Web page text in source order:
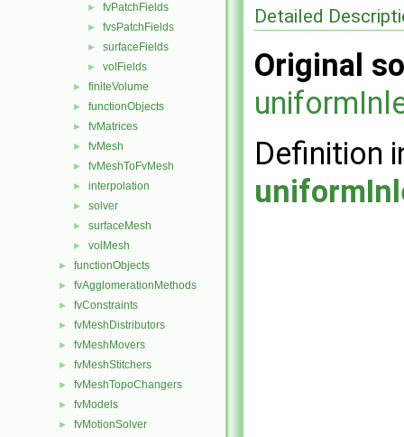
► fvPatchFields
► fvsPatchFields
► surfaceFields
► volFields
► finiteVolume
► functionObjects
► fvMatrices
► fvMesh
► fvMeshToFvMesh
► interpolation
► solver
► surfaceMesh
► volMesh
► functionObjects
► fvAgglomerationMethods
► fvConstraints
► fvMeshDistributors
► fvMeshMovers
► fvMeshStitchers
► fvMeshTopoChangers
► fvModels
► fvMotionSolver
Detailed
Original
Definition